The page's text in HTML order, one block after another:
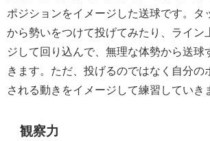
ポジションをイメージした送球です。タ
から勢いをつけて投げてみたり、ライン
ジして回り込んで、無理な体勢から送球
きます。ただ、投げるのではなく自分の
される動きをイメージして練習していき
観察力